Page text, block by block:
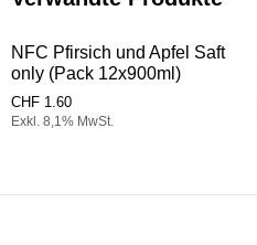
NFC Pfirsich und Apfel Saft
only (Pack 12x900ml)
CHF 1.60
Exkl. 8,1% MwSt.